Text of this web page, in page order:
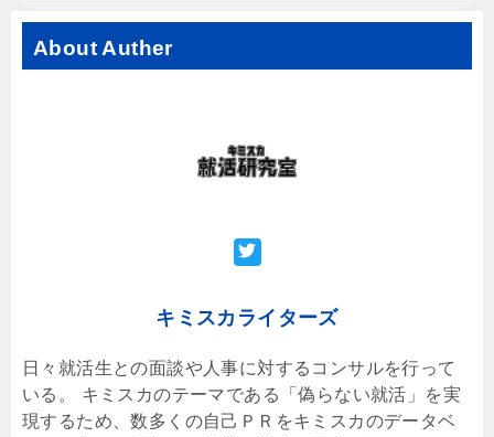
About Auther
キミスカライターズ
日々就活生との面談や人事に対するコンサルを行って
いる。 キミスカのテーマである「偽らない就活」を実
現するため、数多くの自己ＰＲをキミスカのデータベ